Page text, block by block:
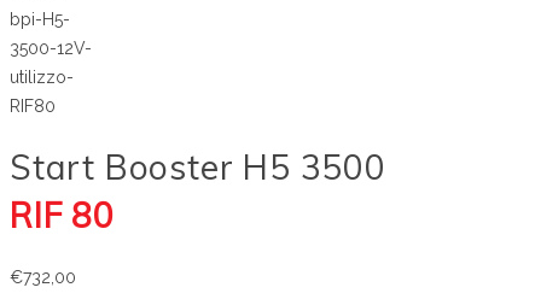
Start Booster H5 3500
RIF 80
€732,00